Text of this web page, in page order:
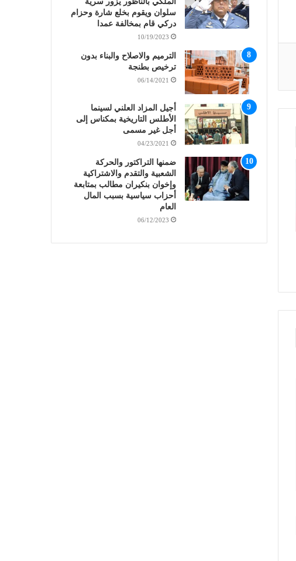
سلوان ويقوم بخلع شارة وحزام
دركي قام بمخالفة عمدا
10/19/2023
الترميم والاصلاح والبناء بدون
ترخيص بطنجة
06/14/2021
أجيل المزاد العلني لسينما
الأطلس التاريخية بمكناس إلى
أجل غير مسمى
04/23/2021
ضمنها التراكتور والحركة
الشعبية والتقدم والاشتراكية
وإخوان بنكيران مطالب بمتابعة
أحزاب سياسية بسبب المال
العام
06/12/2023